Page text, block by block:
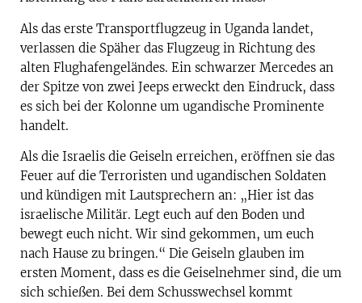
Als das erste Transportflugzeug in Uganda landet,
verlassen die Späher das Flugzeug in Richtung des
alten Flughafengeländes. Ein schwarzer Mercedes an
der Spitze von zwei Jeeps erweckt den Eindruck, dass
es sich bei der Kolonne um ugandische Prominente
handelt.
Als die Israelis die Geiseln erreichen, eröffnen sie das
Feuer auf die Terroristen und ugandischen Soldaten
und kündigen mit Lautsprechern an: „Hier ist das
israelische Militär. Legt euch auf den Boden und
bewegt euch nicht. Wir sind gekommen, um euch
nach Hause zu bringen.“ Die Geiseln glauben im
ersten Moment, dass es die Geiselnehmer sind, die um
sich schießen. Bei dem Schusswechsel kommt